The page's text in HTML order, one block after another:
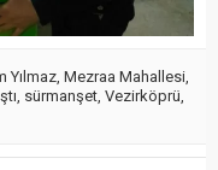
Yılmaz Mezraa Mahallesi
sürmanşet Vezirköprü